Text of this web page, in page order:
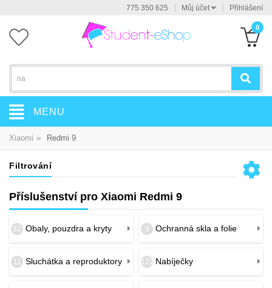
775 350 625 Můj účet Přihlášení
0
MENU
Xiaomi » Redmi 9
Filtrování
Příslušenství pro Xiaomi Redmi 9
32 Obaly, pouzdra a kryty 8 Ochranná skla a folie
11 Sluchátka a reproduktory 122 Nabíječky